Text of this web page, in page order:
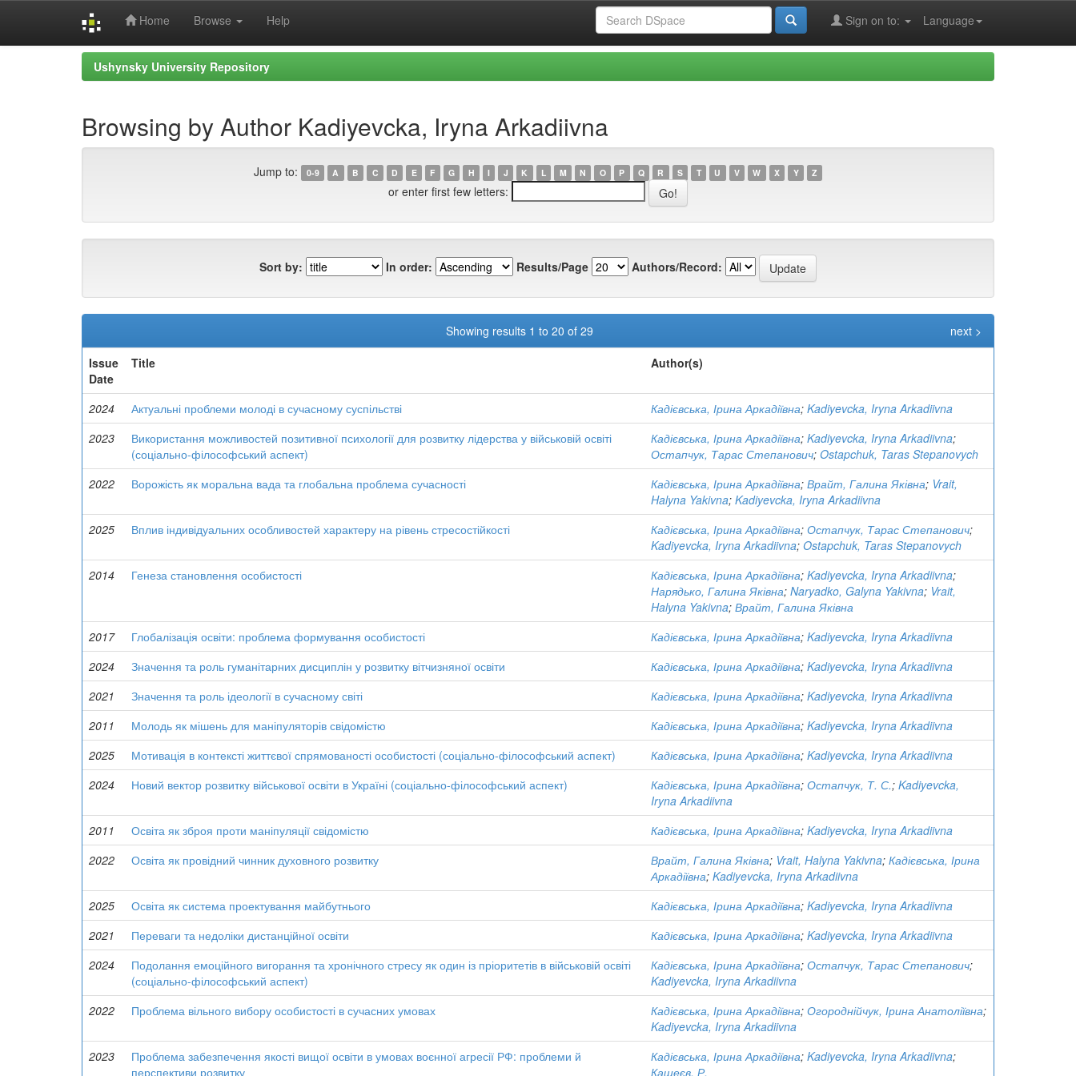
Home Browse Help Language
Sign on to:
Ushynsky University Repository
Browsing by Author Kadiyevcka, Iryna Arkadiivna
Jump to: 0-9 A B C D E F G H I J K L M N O P Q R S T U V W X Y Z
or enter first few letters:
Sort by: In order: Results/Page Authors/Record:
Showing results 1 to 20 of 29
next >
Issue
Date
Title Author(s)
2024 Актуальні проблеми молоді в сучасному суспільстві Кадієвська, Ірина Аркадіївна; Kadiyevcka, Iryna Arkadiivna
2023
Використання можливостей позитивної психології для розвитку лідерства у військовій освіті
(соціально-філософський аспект)
Кадієвська, Ірина Аркадіївна; Kadiyevcka, Iryna Arkadiivna;
Остапчук, Тарас Степанович; Ostapchuk, Taras Stepanovych
2022
Ворожість як моральна вада та глобальна проблема сучасності Кадієвська, Ірина Аркадіївна; Врайт, Галина Яківна; Vrait,
Halyna Yakivna; Kadiyevcka, Iryna Arkadiivna
2025
Вплив індивідуальних особливостей характеру на рівень стресостійкості Кадієвська, Ірина Аркадіївна; Остапчук, Тарас Степанович;
Kadiyevcka, Iryna Arkadiivna; Ostapchuk, Taras Stepanovych
2014
Генеза становлення особистості Кадієвська, Ірина Аркадіївна; Kadiyevcka, Iryna Arkadiivna;
Нарядько, Галина Яківна; Naryadko, Galyna Yakivna; Vrait,
Halyna Yakivna; Врайт, Галина Яківна
2017
Глобалізація освіти: проблема формування особистості Кадієвська, Ірина Аркадіївна; Kadiyevcka, Iryna Arkadiivna
2024
Значення та роль гуманітарних дисциплін у розвитку вітчизняної освіти Кадієвська, Ірина Аркадіївна; Kadiyevcka, Iryna Arkadiivna
2021
Значення та роль ідеології в сучасному світі Кадієвська, Ірина Аркадіївна; Kadiyevcka, Iryna Arkadiivna
2011
Молодь як мішень для маніпуляторів свідомістю Кадієвська, Ірина Аркадіївна; Kadiyevcka, Iryna Arkadiivna
2025
Мотивація в контексті життєвої спрямованості особистості (соціально-філософський аспект) Кадієвська, Ірина Аркадіївна; Kadiyevcka, Iryna Arkadiivna
2024
Новий вектор розвитку військової освіти в Україні (соціально-філософський аспект) Кадієвська, Ірина Аркадіївна; Остапчук, Т. С.; Kadiyevcka,
Iryna Arkadiivna
2011
Освіта як зброя проти маніпуляції свідомістю Кадієвська, Ірина Аркадіївна; Kadiyevcka, Iryna Arkadiivna
2022
Освіта як провідний чинник духовного розвитку Врайт, Галина Яківна; Vrait, Halyna Yakivna; Кадієвська, Ірина
Аркадіївна; Kadiyevcka, Iryna Arkadiivna
2025
Освіта як система проектування майбутнього Кадієвська, Ірина Аркадіївна; Kadiyevcka, Iryna Arkadiivna
2021
Переваги та недоліки дистанційної освіти Кадієвська, Ірина Аркадіївна; Kadiyevcka, Iryna Arkadiivna
2024
Подолання емоційного вигорання та хронічного стресу як один із пріоритетів в військовій освіті
(соціально-філософський аспект)
Кадієвська, Ірина Аркадіївна; Остапчук, Тарас Степанович;
Kadiyevcka, Iryna Arkadiivna
2022
Проблема вільного вибору особистості в сучасних умовах Кадієвська, Ірина Аркадіївна; Огороднійчук, Ірина Анатоліївна;
Kadiyevcka, Iryna Arkadiivna
2023
Проблема забезпечення якості вищої освіти в умовах воєнної агресії РФ: проблеми й
перспективи розвитку
Кадієвська, Ірина Аркадіївна; Kadiyevcka, Iryna Arkadiivna;
Кащеєв, Р.